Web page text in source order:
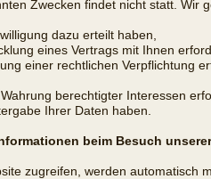
Zwecken findet nicht statt. Wir
dazu erteilt haben,
eines Vertrags mit Ihnen
einer rechtlichen Verpflichtung
berechtigter Interessen
Ihrer Daten haben.
beim Besuch
zugreifen, werden automatisch